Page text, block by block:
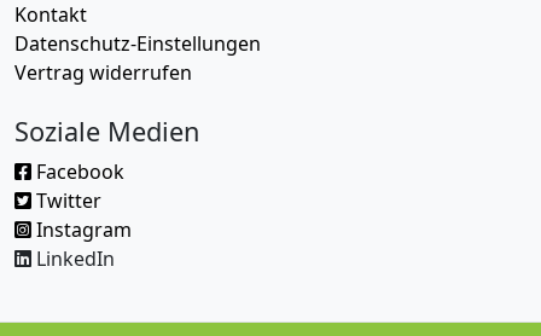
Kontakt
Datenschutz-Einstellungen
Vertrag widerrufen
Soziale Medien
Facebook
Twitter
Instagram
LinkedIn